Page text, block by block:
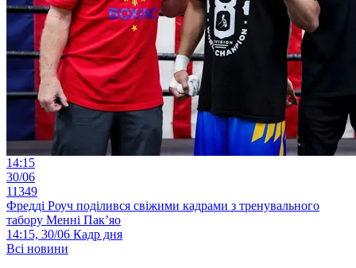
14:15
30/06
11349
Фредді Роуч поділився свіжими кадрами з тренувального
табору Менні Пак’яо
14:15, 30/06 Кадр дня
Всі новини